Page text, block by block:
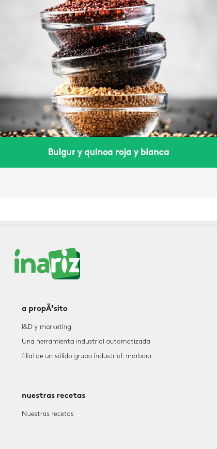
Bulgur y quinoa roja y blanca
a propÃ³sito
I&D y marketing
Una herramienta industrial automatizada
filial de un sólido grupo industrial: marbour
nuestras recetas
Nuestras recetas